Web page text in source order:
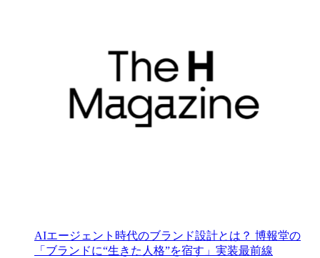
AIエージェント時代のブランド設計とは？ 博報堂の
「ブランドに“生きた人格”を宿す」実装最前線